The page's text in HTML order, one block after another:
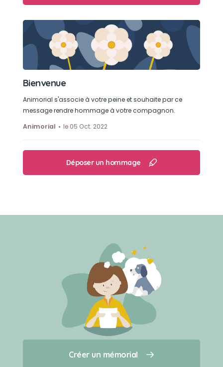
Créer un mémorial
Qui sommes-nous ?
Bienvenue
Animorial s'associe à votre peine et souhaite par ce
message rendre hommage à votre compagnon.
Animorial
le 05 Oct. 2022
Déposer un hommage
Créer un mémorial